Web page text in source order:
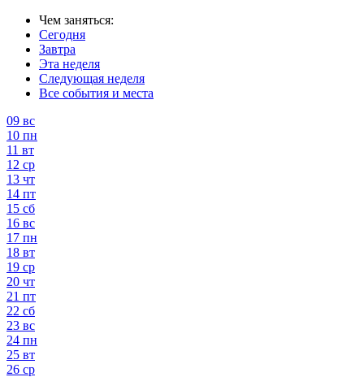
Чем заняться:
Сегодня
Завтра
Эта неделя
Следующая неделя
Все события и места
09 вс
10 пн
11 вт
12 ср
13 чт
14 пт
15 сб
16 вс
17 пн
18 вт
19 ср
20 чт
21 пт
22 сб
23 вс
24 пн
25 вт
26 ср